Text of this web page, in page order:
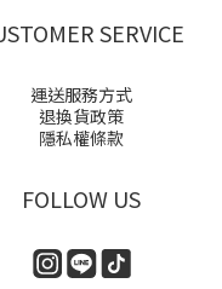
SERVICE
運送服務方式
退換貨政策
隱私權條款
FOLLOW US